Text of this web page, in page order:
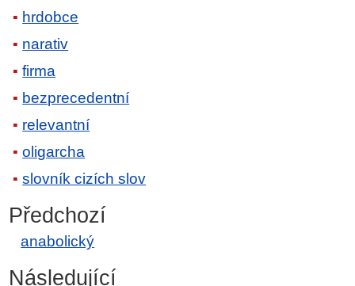
hrdobce
narativ
firma
bezprecedentní
relevantní
oligarcha
slovník cizích slov
Předchozí
anabolický
Následující